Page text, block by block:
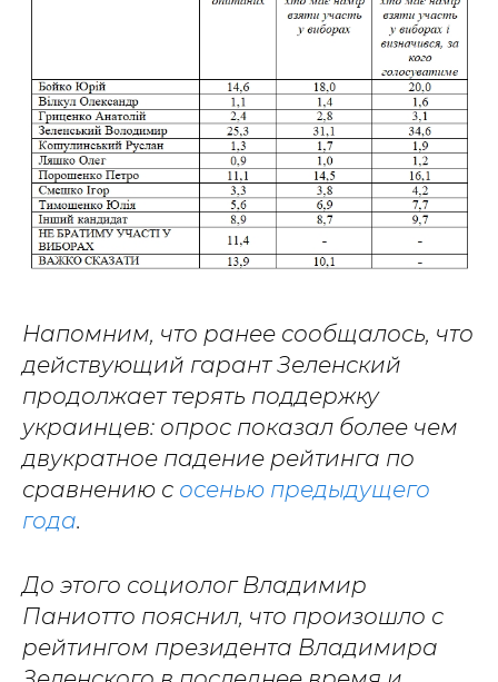
Напомним, что ранее сообщалось, что
действующий гарант Зеленский
продолжает терять поддержку
украинцев: опрос показал более чем
двукратное падение рейтинга по
сравнению с осенью предыдущего
года.
До этого социолог Владимир
Паниотто пояснил, что произошло с
рейтингом президента Владимира